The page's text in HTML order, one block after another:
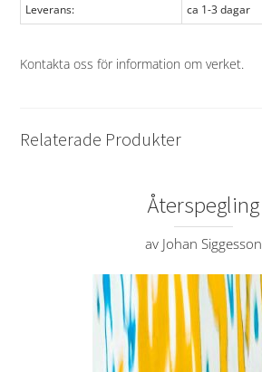
Leverans:
ca 1-3 dagar
Kontakta oss för information om verket.
Relaterade Produkter
Återspegling
av Johan Siggesson